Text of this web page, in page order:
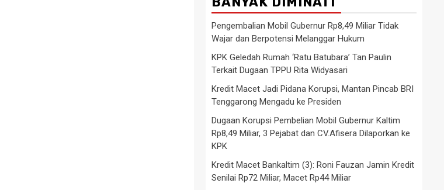
Pengembalian Mobil Gubernur Rp8,49 Miliar Tidak
Wajar dan Berpotensi Melanggar Hukum
KPK Geledah Rumah ‘Ratu Batubara’ Tan Paulin
Terkait Dugaan TPPU Rita Widyasari
Kredit Macet Jadi Pidana Korupsi, Mantan Pincab BRI
Tenggarong Mengadu ke Presiden
Dugaan Korupsi Pembelian Mobil Gubernur Kaltim
Rp8,49 Miliar, 3 Pejabat dan CV.Afisera Dilaporkan ke
KPK
Kredit Macet Bankaltim (3): Roni Fauzan Jamin Kredit
Senilai Rp72 Miliar, Macet Rp44 Miliar